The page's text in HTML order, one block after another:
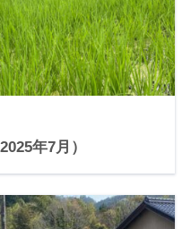
年7月）